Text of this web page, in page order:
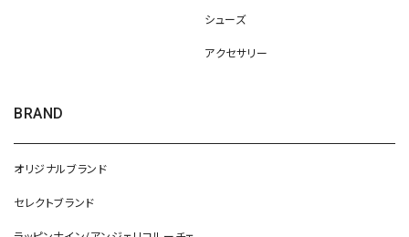
シューズ
アクセサリー
BRAND
オリジナルブランド
セレクトブランド